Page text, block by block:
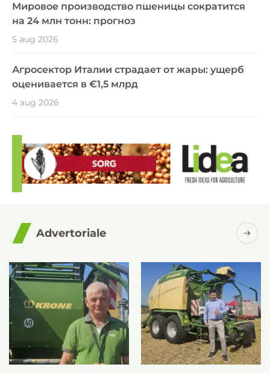
Мировое производство пшеницы сократится
на 24 млн тонн: прогноз
5 aug 2026
Агросектор Италии страдает от жары: ущерб
оценивается в €1,5 млрд
4 aug 2026
Advertoriale